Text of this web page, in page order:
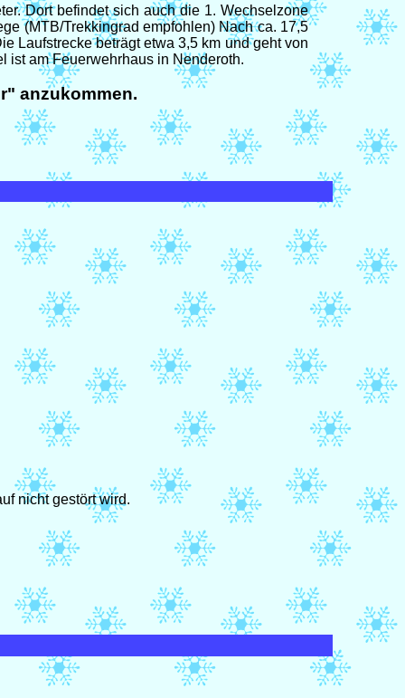
Dort befindet sich auch die 1. Wechselzone
(MTB/Trekkingrad empfohlen) Nach ca. 17,5
Laufstrecke beträgt etwa 3,5 km und geht von
ist am Feuerwehrhaus in Nenderoth.
anzukommen.
nicht gestört wird.